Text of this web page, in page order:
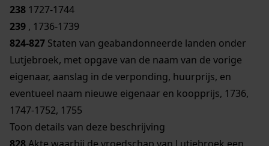
238 1727-1744
239 , 1736-1739
824-827 Staten van geabandonneerde landen onder
Lutjebroek, met opgave van de naam van de vorige
eigenaar, aanslag in de verponding, huurprijs, en
eventueel naam nieuwe eigenaar en koopprijs, 1736,
1747-1752, 1755
Toon details van deze beschrijving